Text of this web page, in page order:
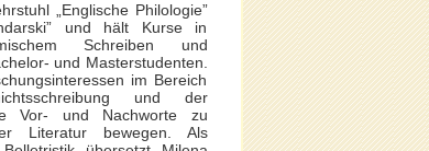
„Englische Philologie”
und hält Kurse in
Schreiben und
und Masterstudenten.
im Bereich
und der
Vor- und Nachworte zu
Literatur bewegen. Als